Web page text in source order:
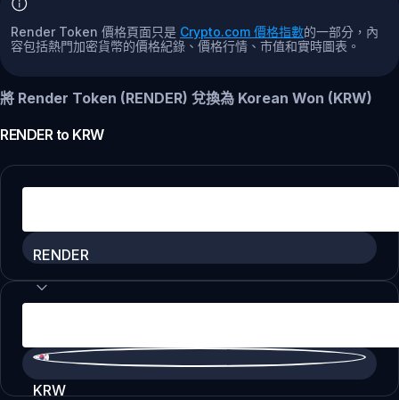
Render Token 價格頁面只是 Crypto.com 價格指數的一部分，內
容包括熱門加密貨幣的價格紀錄、價格行情、市值和實時圖表。
將 Render Token (RENDER) 兌換為 Korean Won (KRW)
RENDERto KRW
RENDER
KRW